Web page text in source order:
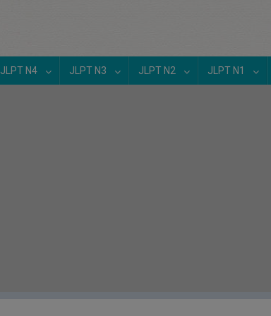
JLPT N4 JLPT N3 JLPT N2 JLPT N1